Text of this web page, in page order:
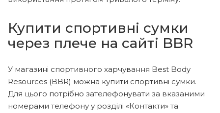
Купити спортивні сумки
через плече на сайті BBR
У магазині спортивного харчування Best Body
Resources (BBR) можна купити спортивні сумки.
Для цього потрібно зателефонувати за вказаними
номерами телефону у розділі «Контакти» та